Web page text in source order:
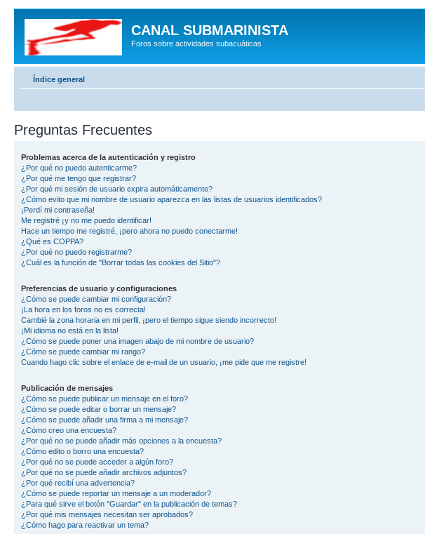
CANAL SUBMARINISTA
Foros sobre actividades subacuáticas
Índice general
Preguntas Frecuentes
Problemas acerca de la autenticación y registro
¿Por qué no puedo autenticarme?
¿Por qué me tengo que registrar?
¿Por qué mi sesión de usuario expira automáticamente?
¿Cómo evito que mi nombre de usuario aparezca en las listas de usuarios identificados?
¡Perdí mi contraseña!
Me registré ¡y no me puedo identificar!
Hace un tiempo me registré, ¡pero ahora no puedo conectarme!
¿Qué es COPPA?
¿Por qué no puedo registrarme?
¿Cuál es la función de "Borrar todas las cookies del Sitio"?
Preferencias de usuario y configuraciones
¿Cómo se puede cambiar mi configuración?
¡La hora en los foros no es correcta!
Cambié la zona horaria en mi perfil, ¡pero el tiempo sigue siendo incorrecto!
¡Mi idioma no está en la lista!
¿Cómo se puede poner una imagen abajo de mi nombre de usuario?
¿Cómo se puede cambiar mi rango?
Cuando hago clic sobre el enlace de e-mail de un usuario, ¡me pide que me registre!
Publicación de mensajes
¿Cómo se puede publicar un mensaje en el foro?
¿Cómo se puede editar o borrar un mensaje?
¿Cómo se puede añadir una firma a mi mensaje?
¿Cómo creo una encuesta?
¿Por qué no se puede añadir más opciones a la encuesta?
¿Cómo edito o borro una encuesta?
¿Por qué no se puede acceder a algún foro?
¿Por qué no se puede añadir archivos adjuntos?
¿Por qué recibí una advertencia?
¿Cómo se puede reportar un mensaje a un moderador?
¿Para qué sirve el botón "Guardar" en la publicación de temas?
¿Por qué mis mensajes necesitan ser aprobados?
¿Cómo hago para reactivar un tema?